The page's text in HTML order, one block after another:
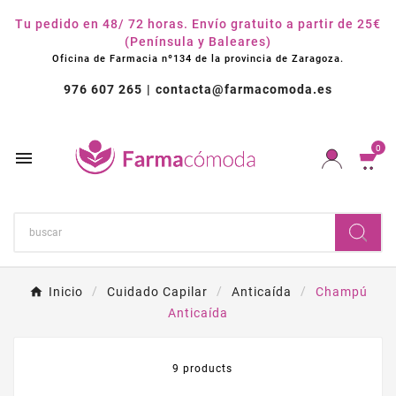
Tu pedido en 48/ 72 horas. Envío gratuito a partir de 25€
(Península y Baleares)
Oficina de Farmacia nº134 de la provincia de Zaragoza.
976 607 265 contacta@farmacomoda.es
 0
Inicio Cuidado Capilar Anticaída
Champú
Anticaída
9 products